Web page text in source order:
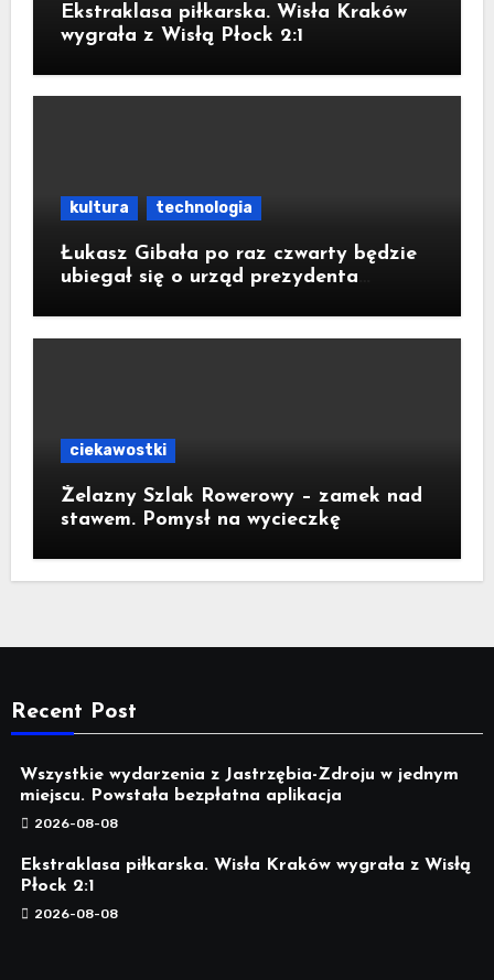
Ekstraklasa piłkarska. Wisła Kraków
wygrała z Wisłą Płock 2:1
kultura technologia
Łukasz Gibała po raz czwarty będzie
ubiegał się o urząd prezydenta
ciekawostki
Żelazny Szlak Rowerowy – zamek nad
stawem. Pomysł na wycieczkę
Recent Post
Wszystkie wydarzenia z Jastrzębia-Zdroju w jednym
miejscu. Powstała bezpłatna aplikacja
2026-08-08
Ekstraklasa piłkarska. Wisła Kraków wygrała z Wisłą
Płock 2:1
2026-08-08